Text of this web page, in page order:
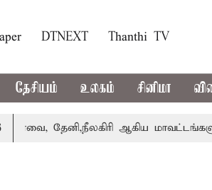
DTNEXT Thanthi TV
தேசியம் உலகம் சினிமா
ஆகிய மாவட்டங்களுக்கு